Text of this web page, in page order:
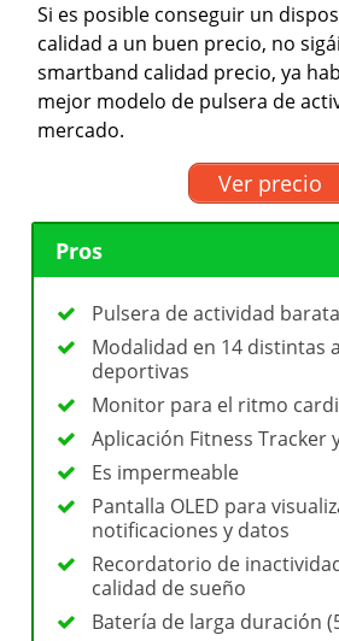
Si es posible conseguir un
calidad a un buen precio, no
smartband calidad precio, ya
mejor modelo de pulsera de
mercado.
Ver precio
Pros
Pulsera de actividad barata
Modalidad en 14 distintas
deportivas
Monitor para el ritmo
Aplicación Fitness Tracker
Es impermeable
Pantalla OLED para
notificaciones y datos
Recordatorio de
calidad de sueño
Batería de larga duración